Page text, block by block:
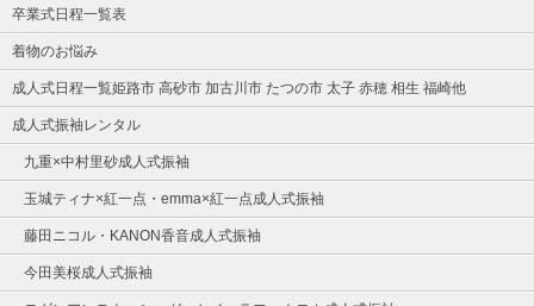
卒業式日程一覧表
着物のお悩み
成人式日程一覧姫路市 高砂市 加古川市 たつの市 太子 赤穂 相生 福崎他
成人式振袖レンタル
九重×中村里砂成人式振袖
玉城ティナ×紅一点・emma×紅一点成人式振袖
藤田ニコル・KANON香音成人式振袖
今田美桜成人式振袖